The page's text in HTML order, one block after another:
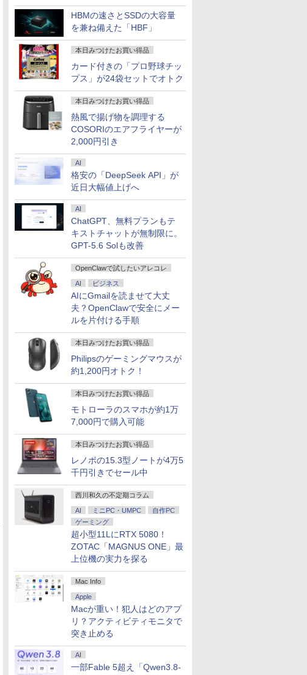
HBMの速さとSSDの大容量
を兼ね備えた「HBF」
本日みつけたお買い得品
カード付きの「プロ野球チッ
プス」が24袋セットでオトク
本日みつけたお買い得品
熱風で揚げ物を調理する
COSORIのエアフライヤーが
2,000円引き
AI
格安の「DeepSeek API」が
近日大幅値上げへ
AI
ChatGPT、無料プランもテ
キストチャットが無制限に。
GPT-5.6 Solも改善
OpenClawで試したいアレコレ
AI ビジネス
AIにGmailを読ませて大丈
夫？OpenClawで安全にメー
ルを片付ける手順
本日みつけたお買い得品
Philipsのゲーミングマウスが
約1,200円オトク！
本日みつけたお買い得品
モトローラのスマホが約1万
7,000円で購入可能
本日みつけたお買い得品
レノボの15.3型ノートが4万5
千円引きでセール中
西川和久の不定期コラム
AI ミニPC・UMPC
自作PC
ゲーミング
超小型11LにRTX 5080！
ZOTAC「MAGNUS ONE」最
上位機の実力を探る
Mac Info
Apple
Macが重い！犯人はどのアプ
リ？アクティビティモニタで
突き止める
AI
一部Fable 5超え「Qwen3.8-